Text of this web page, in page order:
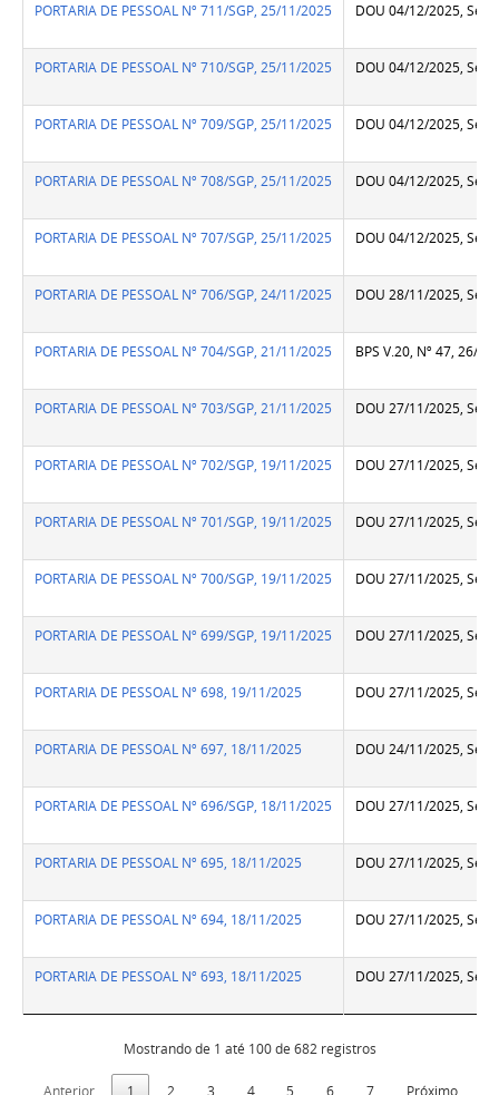
PORTARIA DE PESSOAL Nº 711/SGP, 25/11/2025 DOU 04/12/2025,
PORTARIA DE PESSOAL Nº 710/SGP, 25/11/2025 DOU 04/12/2025,
PORTARIA DE PESSOAL Nº 709/SGP, 25/11/2025 DOU 04/12/2025,
PORTARIA DE PESSOAL Nº 708/SGP, 25/11/2025 DOU 04/12/2025,
PORTARIA DE PESSOAL Nº 707/SGP, 25/11/2025 DOU 04/12/2025,
PORTARIA DE PESSOAL Nº 706/SGP, 24/11/2025 DOU 28/11/2025,
PORTARIA DE PESSOAL Nº 704/SGP, 21/11/2025 BPS V.20, Nº 47, 26/
PORTARIA DE PESSOAL Nº 703/SGP, 21/11/2025 DOU 27/11/2025,
PORTARIA DE PESSOAL Nº 702/SGP, 19/11/2025 DOU 27/11/2025,
PORTARIA DE PESSOAL Nº 701/SGP, 19/11/2025 DOU 27/11/2025,
PORTARIA DE PESSOAL Nº 700/SGP, 19/11/2025 DOU 27/11/2025,
PORTARIA DE PESSOAL Nº 699/SGP, 19/11/2025 DOU 27/11/2025,
PORTARIA DE PESSOAL Nº 698, 19/11/2025 DOU 27/11/2025,
PORTARIA DE PESSOAL Nº 697, 18/11/2025 DOU 24/11/2025,
PORTARIA DE PESSOAL Nº 696/SGP, 18/11/2025 DOU 27/11/2025,
PORTARIA DE PESSOAL Nº 695, 18/11/2025 DOU 27/11/2025,
PORTARIA DE PESSOAL Nº 694, 18/11/2025 DOU 27/11/2025,
PORTARIA DE PESSOAL Nº 693, 18/11/2025 DOU 27/11/2025,
Mostrando de 1 até 100 de 682 registros